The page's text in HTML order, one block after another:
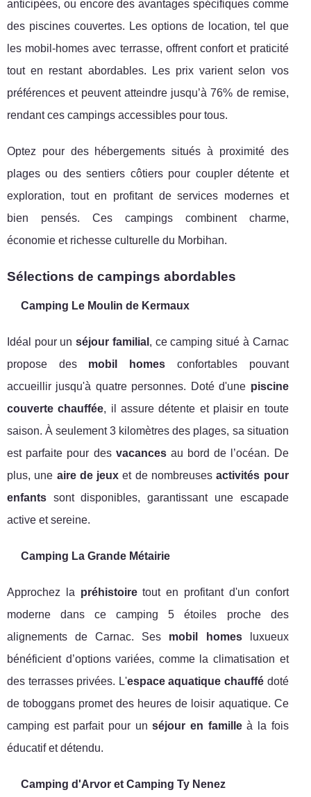
anticipées, ou encore des avantages spécifiques comme
des piscines couvertes. Les options de location, tel que
les mobil-homes avec terrasse, offrent confort et praticité
tout en restant abordables. Les prix varient selon vos
préférences et peuvent atteindre jusqu’à 76% de remise,
rendant ces campings accessibles pour tous.
Optez pour des hébergements situés à proximité des
plages ou des sentiers côtiers pour coupler détente et
exploration, tout en profitant de services modernes et
bien pensés. Ces campings combinent charme,
économie et richesse culturelle du Morbihan.
Sélections de campings abordables
Camping Le Moulin de Kermaux
Idéal pour unséjour familial , ce camping situé à Carnac
propose des mobil homes confortables pouvant
accueillir jusqu'à quatre personnes. Doté d'une piscine
couverte chauffée, il assure détente et plaisir en toute
saison. À seulement 3 kilomètres des plages, sa situation
est parfaite pour des vacancesau bord de l’océan. De
plus, une aire de jeux et de nombreusesactivités pour
enfants sont disponibles, garantissant une escapade
active et sereine.
Camping La Grande Métairie
Approchez la préhistoiretout en profitant d'un confort
moderne dans ce camping 5 étoiles proche des
alignements de Carnac. Ses mobil homesluxueux
bénéficient d’options variées, comme la climatisation et
des terrasses privées. L'espace aquatique chauffé doté
de toboggans promet des heures de loisir aquatique. Ce
camping est parfait pour unséjour en familleà la fois
éducatif et détendu.
Camping d'Arvor et Camping Ty Nenez